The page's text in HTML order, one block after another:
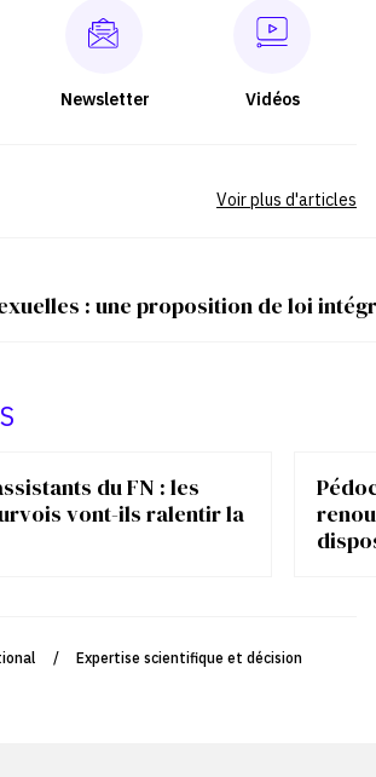
Newsletter Vidéos
: une proposition de loi
Voir plus d'articles
du FN : les
vont-ils ralentir la
/
Expertise scientifique et décision